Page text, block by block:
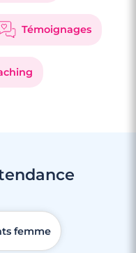
Témoignages
femme